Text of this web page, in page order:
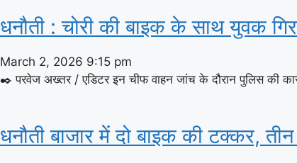
धनौती : चोरी की बाइक के साथ युवक
March 2, 2026 9:15 pm
✒️ परवेज अख्तर / एडिटर इन चीफ वाहन जांच के दौरान पुलिस की
धनौती बाजार में दो बाइक की टक्कर,